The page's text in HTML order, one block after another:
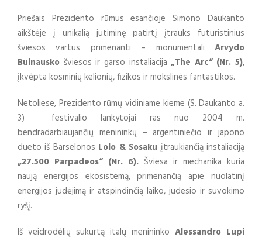
Priešais Prezidento rūmus esančioje Simono Daukanto
aikštėje į unikalią jutiminę patirtį įtrauks futuristinius
šviesos vartus primenanti – monumentali Arvydo
Buinausko šviesos ir garso instaliacija„The Arc“ (Nr. 5),
įkvėpta kosminių kelionių, fizikos ir mokslinės fantastikos.
Netoliese, Prezidento rūmų vidiniame kieme (S. Daukanto a.
3) festivalio lankytojai ras nuo 2004 m.
bendradarbiaujančių menininkų – argentiniečio ir japono
dueto iš Barselonos Lolo & Sosaku įtraukiančią instaliaciją
„27.500 Parpadeos“ (Nr. 6). Šviesa ir mechanika kuria
naują energijos ekosistemą, primenančią apie nuolatinį
energijos judėjimą ir atspindinčią laiko, judesio ir suvokimo
ryšį.
Iš veidrodėlių sukurtą italų menininko Alessandro Lupi